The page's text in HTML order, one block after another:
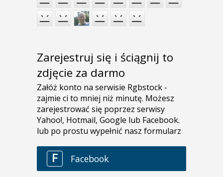
Zarejestruj się i ściągnij to
zdjęcie za darmo